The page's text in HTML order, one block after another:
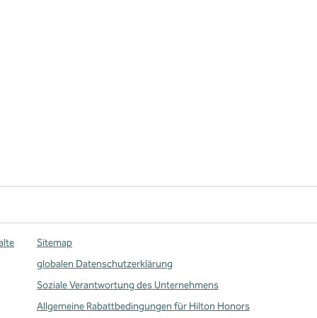
Sitemap
globalen Datenschutzerklärung
Soziale Verantwortung des Unternehmens
Allgemeine Rabattbedingungen für Hilton Honors